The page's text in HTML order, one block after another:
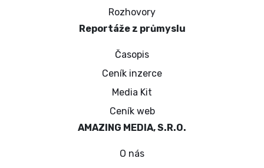
Rozhovory
Reportáže z průmyslu
Časopis
Ceník inzerce
Media Kit
Ceník web
AMAZING MEDIA, S.R.O.
O nás